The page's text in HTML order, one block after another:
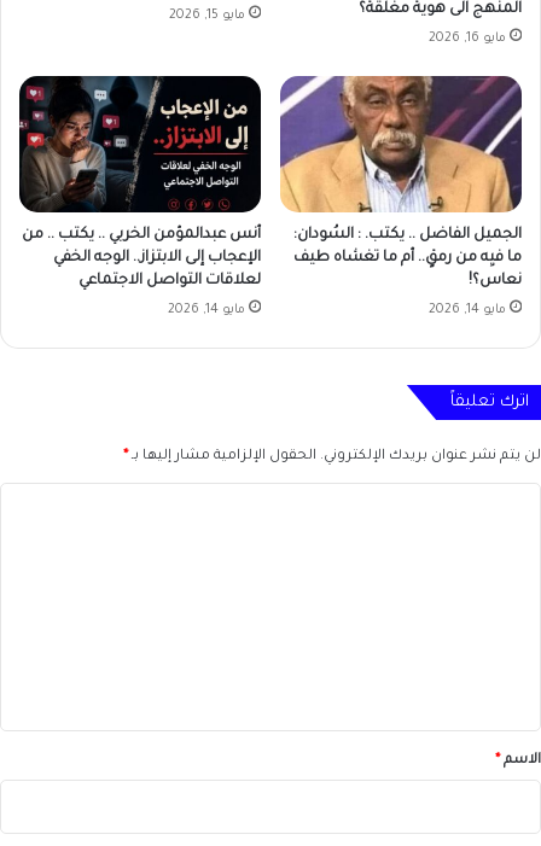
المنهج الى هوية مغلقة؟
مايو 16, 2026
مايو 15, 2026
الجميل الفاضل .. يكتب. : السُودان:
ما فيِه من رمقٍ.. أم ما تغشاه طيف
نعاس؟!
مايو 14, 2026
أنس عبدالمؤمن الخربي .. يكتب .. من
الإعجاب إلى الابتزاز.. الوجه الخفي
لعلاقات التواصل الاجتماعي
مايو 14, 2026
اترك تعليقاً
لن يتم نشر عنوان بريدك الإلكتروني. الحقول الإلزامية مشار إليها بـ*
*الاسم*